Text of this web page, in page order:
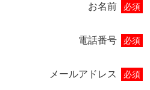
お名前 必須
電話番号 必須
メールアドレス 必須